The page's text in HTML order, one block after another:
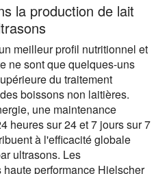
la production de lait
meilleur profil nutritionnel et
ne sont que quelques-uns
du traitement
boissons non laitières.
une maintenance
heures sur 24 et 7 jours sur 7
à l'efficacité globale
ultrasons. Les
performance Hielscher